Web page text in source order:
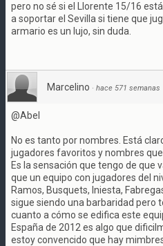
pero no sé si el Llorente 15/16
a soportar el Sevilla si tiene que
armario es un lujo, sin duda.
Marcelino · hace 571 semanas
@Abel
No es tanto por nombres. Está
jugadores favoritos y nombres
Es la sensación que tengo de que
que un equipo con jugadores del
Ramos, Busquets, Iniesta,
sigue siendo una barbaridad pero
cuanto a cómo se edifica este
España de 2012 es algo que
estoy convencido que hay